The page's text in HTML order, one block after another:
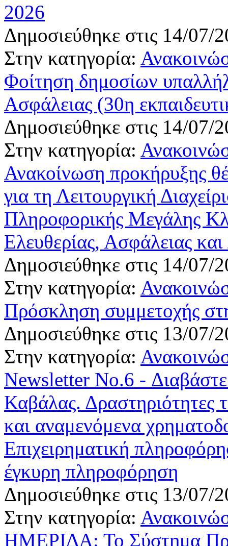
2026
Δημοσιεύθηκε στις 14/07/
Στην κατηγορία:
Φοίτηση δημοσίων
Ασφάλειας (30η
Δημοσιεύθηκε στις 14/07/
Στην κατηγορία:
Ανακοίνωση προκήρυξης
για τη Λειτουργική
Πληροφορικής Μεγάλης
Ελευθερίας, Ασφάλειας
Δημοσιεύθηκε στις 14/07/
Στην κατηγορία:
Πρόσκληση συμμετοχής
Δημοσιεύθηκε στις 13/07/
Στην κατηγορία:
Newsletter No.6 -
Καβάλας. Δραστηριότητες
και αναμενόμενα
Επιχειρηματική
έγκυρη πληροφόρηση
Δημοσιεύθηκε στις 13/07/
Στην κατηγορία:
ΗΜΕΡΙΔΑ: Το Σύστημα